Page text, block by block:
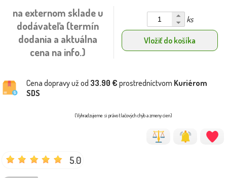
na externom sklade u
dodávateľa (termín
dodania a aktuálna
cena na info.)
ks
Vložiť do košíka
Cena dopravy už od 33.90 € prostredníctvom Kuriérom
SDS
(Vyhradzujeme si právo tlačových chýb a zmeny cien)
5.0